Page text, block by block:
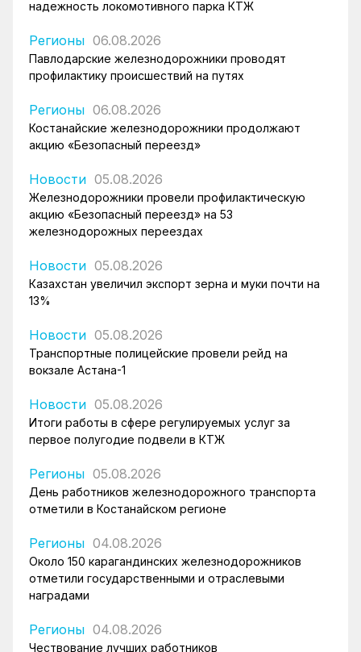
надежность локомотивного парка КТЖ
Регионы 06.08.2026
Павлодарские железнодорожники проводят
профилактику происшествий на путях
Регионы 06.08.2026
Костанайские железнодорожники продолжают
акцию «Безопасный переезд»
Новости 05.08.2026
Железнодорожники провели профилактическую
акцию «Безопасный переезд» на 53
железнодорожных переездах
Новости 05.08.2026
Казахстан увеличил экспорт зерна и муки почти на
13%
Новости 05.08.2026
Транспортные полицейские провели рейд на
вокзале Астана-1
Новости 05.08.2026
Итоги работы в сфере регулируемых услуг за
первое полугодие подвели в КТЖ
Регионы 05.08.2026
День работников железнодорожного транспорта
отметили в Костанайском регионе
Регионы 04.08.2026
Около 150 карагандинских железнодорожников
отметили государственными и отраслевыми
наградами
Регионы 04.08.2026
Чествование лучших работников